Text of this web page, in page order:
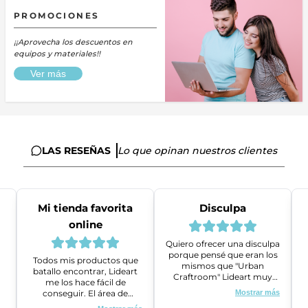
PROMOCIONES
¡¡Aprovecha los descuentos en
equipos y materiales!!
Ver más
LAS RESEÑAS Lo que opinan nuestros clientes
Mi tienda favorita
online
Todos mis productos que
batallo encontrar, Lideart
me los hace fácil de
conseguir. El área de
ventas es super amable y
Disculpa
Quiero ofrecer una disculpa
porque pensé que eran los
mismos que "Urban
Craftroom" Lideart muy
amables me ayudaron a
gestionar un problema que
Mostrar más